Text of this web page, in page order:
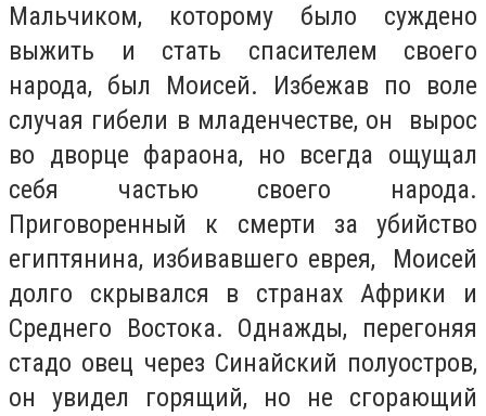
Мальчиком, которому было суждено
выжить и стать спасителем своего
народа, был Моисей. Избежав по воле
случая гибели в младенчестве, он вырос
во дворце фараона, но всегда ощущал
себя частью своего народа.
Приговоренный к смерти за убийство
египтянина, избивавшего еврея, Моисей
долго скрывался в странах Африки и
Среднего Востока. Однажды, перегоняя
стадо овец через Синайский полуостров,
он увидел горящий, но не сгорающий